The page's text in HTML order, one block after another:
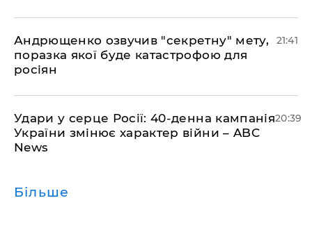
Андрющенко озвучив "секретну" мету,
поразка якої буде катастрофою для
росіян
21:41
Удари у серце Росії: 40-денна кампанія
України змінює характер війни – ABC
News
20:39
Більше